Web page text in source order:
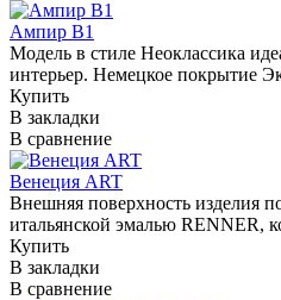
Ампир В1
Модель в стиле Неоклассика
интерьер. Немецкое покрытие
Купить
В закладки
В сравнение
Венеция ART
Внешняя поверхность изделия
итальянской эмалью RENNER,
Купить
В закладки
В сравнение